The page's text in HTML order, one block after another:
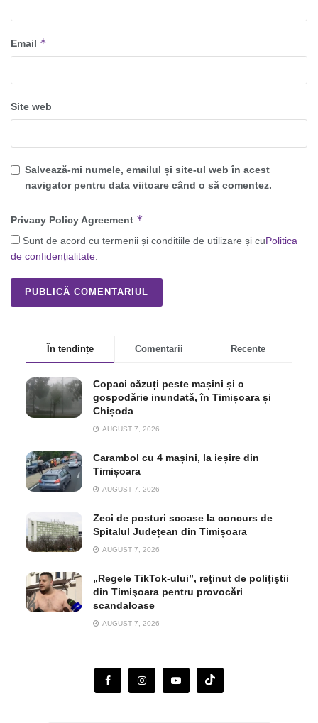
Email *
Site web
Salvează-mi numele, emailul și site-ul web în acest
navigator pentru data viitoare când o să comentez.
Privacy Policy Agreement *
Sunt de acord cu termenii și condițiile de utilizare și cuPolitica
de confidențialitate
În tendințe Comentarii Recente
Copaci căzuți peste mașini și o
gospodărie inundată, în Timișoara și
Chișoda
AUGUST 7, 2026
Carambol cu 4 mașini, la ieșire din
Timișoara
AUGUST 7, 2026
Zeci de posturi scoase la concurs de
Spitalul Județean din Timișoara
AUGUST 7, 2026
„Regele TikTok-ului”, reţinut de poliţiştii
din Timişoara pentru provocări
scandaloase
AUGUST 7, 2026